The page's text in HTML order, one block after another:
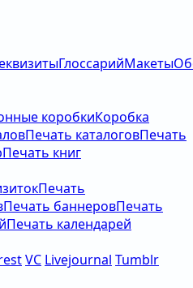
ГлоссарийМакеты
коробкиКоробка
Печать каталоговПечать
Печать книг
Печать
Печать баннеровПечать
Печать календарей
VC Livejournal Tumblr